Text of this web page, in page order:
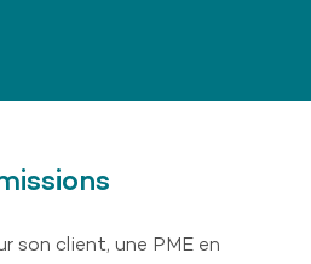
son client, une PME en